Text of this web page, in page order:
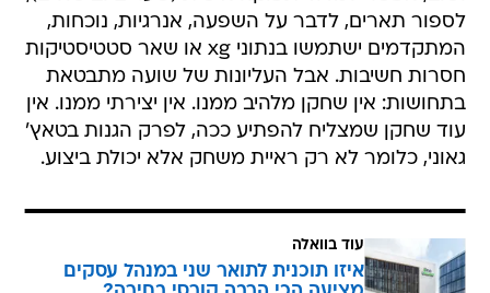
לספור תארים, לדבר על השפעה, אנרגיות, נוכחות,
המתקדמים ישתמשו בנתוני xg או שאר סטטיסטיקות
חסרות חשיבות. אבל העליונות של שועה מתבטאת
בתחושות: אין שחקן מלהיב ממנו. אין יצירתי ממנו. אין
עוד שחקן שמצליח להפתיע ככה, לפרק הגנות בטאץ'
גאוני, כלומר לא רק ראיית משחק אלא יכולת ביצוע.
עוד בוואלה
איזו תוכנית לתואר שני במנהל עסקים